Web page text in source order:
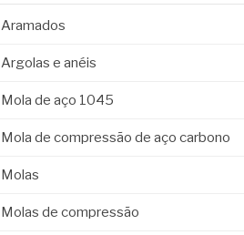
Aramados
Argolas e anéis
Mola de aço 1045
Mola de compressão de aço carbono
Molas
Molas de compressão